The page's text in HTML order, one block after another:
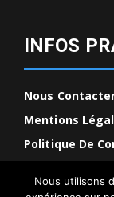
INFOS
Nous
Mentions
Politique De
Nous utilisons